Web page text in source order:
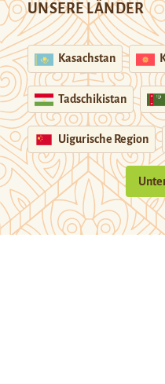
UNSERE LÄNDER
Kasachstan
Tadschikistan
Uigurische Region